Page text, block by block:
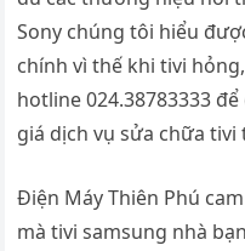
Sony chúng tôi hiểu
chính vì thế khi tivi
hotline 024.38783333
giá dịch vụ sửa chữa tivi
Điện Máy Thiên Phú
mà tivi samsung nhà